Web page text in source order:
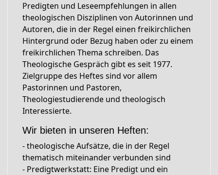
Predigten und Leseempfehlungen in allen
theologischen Disziplinen von Autorinnen und
Autoren, die in der Regel einen freikirchlichen
Hintergrund oder Bezug haben oder zu einem
freikirchlichen Thema schreiben. Das
Theologische Gespräch gibt es seit 1977.
Zielgruppe des Heftes sind vor allem
Pastorinnen und Pastoren,
Theologiestudierende und theologisch
Interessierte.
Wir bieten in unseren Heften:
- theologische Aufsätze, die in der Regel
thematisch miteinander verbunden sind
- Predigtwerkstatt: Eine Predigt und ein